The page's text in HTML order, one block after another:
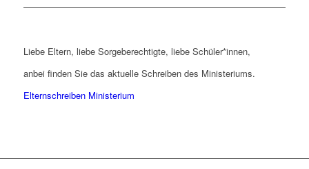
Liebe Eltern, liebe Sorgeberechtigte, liebe Schüler*innen,
anbei finden Sie das aktuelle Schreiben des Ministeriums.
Elternschreiben Ministerium